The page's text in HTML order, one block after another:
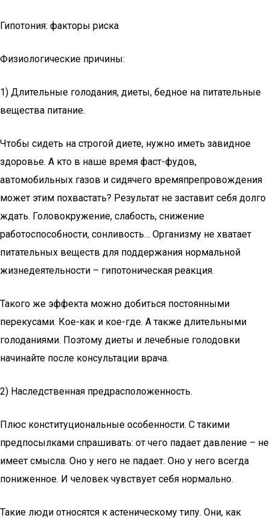
Гипотония: факторы риска
Физиологические причины:
1) Длительные голодания, диеты, бедное на питательные
вещества питание.
Чтобы сидеть на строгой диете, нужно иметь завидное
здоровье. А кто в наше время фаст-фудов,
автомобильных газов и сидячего времяпрепровождения
может этим похвастать? Результат не заставит себя долго
ждать. Головокружение, слабость, снижение
работоспособности, сонливость… Организму не хватает
питательных веществ для поддержания нормальной
жизнедеятельности – гипотоническая реакция.
Такого же эффекта можно добиться постоянными
перекусами. Кое-как и кое-где. А также длительными
голоданиями. Поэтому диеты и лечебные голодовки
начинайте после консультации врача.
2) Наследственная предрасположенность.
Плюс конституциональные особенности. С такими
предпосылками спрашивать: от чего падает давление – не
имеет смысла. Оно у него не падает. Оно у него всегда
пониженное. И человек чувствует себя нормально.
Такие люди относятся к астеническому типу. Они, как